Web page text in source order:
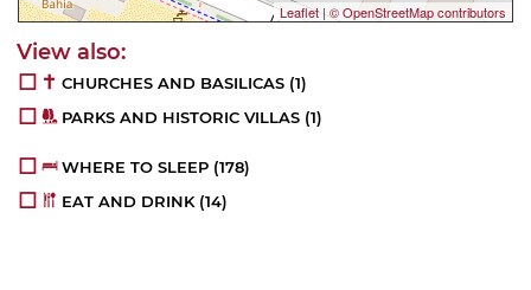
Leaflet | © OpenStreetMap contributors
CHURCHES AND BASILICAS (1)
PARKS AND HISTORIC VILLAS (1)
WHERE TO SLEEP (178)
EAT AND DRINK (14)